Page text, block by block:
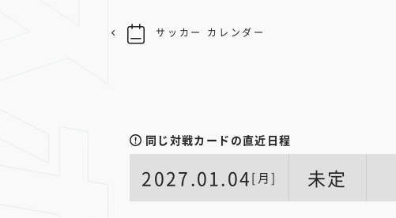
同じ対戦カードの直近日程
2027.01.04[月] 未定
サッカー カレンダー